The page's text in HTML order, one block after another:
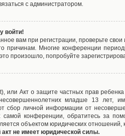
с администратором.
войти!
вам при регистрации, проверьте
причинам. Многие конференции
произошло, попробуйте
или Акт о защите частных прав
младше 13 лет,
сбор личной информации от
конференции, обратитесь за
объектом юридических отношений,
не имеет юридической силы.